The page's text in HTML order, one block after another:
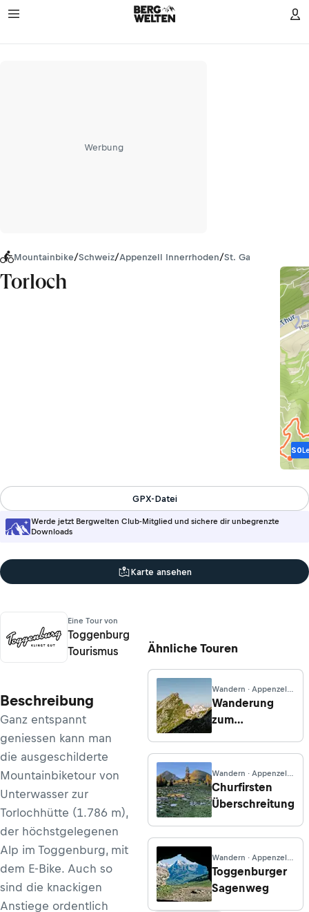
Werbung
Mountainbike/Schweiz/Appenzell Innerrhoden/St. Gallen
Torloch
S0
Werde jetzt Bergwelten Club-Mitglied und sichere dir unbegrenzte
Downloads
GPX-Datei
Karte ansehen
Eine Tour von
Toggenburg
Tourismus
Beschreibung
Ganz entspannt
geniessen kann man
die ausgeschilderte
Mountainbiketour von
Unterwasser zur
Torlochhütte (1.786 m),
der höchstgelegenen
Alp im Toggenburg, mit
dem E-Bike. Auch so
sind die knackigen
Anstiege ordentlich
Ähnliche Touren
Wandern · Appenzell
Innerrhoden
Wanderung
zum
Tierwis ab
Unterwasser
Wandern · Appenzell
Innerrhoden
Churfirsten
Überschreitung
Wandern · Appenzell
Innerrhoden
Toggenburger
Sagenweg